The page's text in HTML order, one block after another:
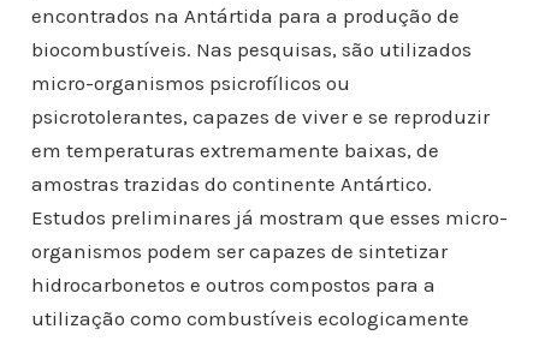
encontrados na Antártida para a produção de
biocombustíveis. Nas pesquisas, são utilizados
micro-organismos psicrofílicos ou
psicrotolerantes, capazes de viver e se reproduzir
em temperaturas extremamente baixas, de
amostras trazidas do continente Antártico.
Estudos preliminares já mostram que esses micro-
organismos podem ser capazes de sintetizar
hidrocarbonetos e outros compostos para a
utilização como combustíveis ecologicamente